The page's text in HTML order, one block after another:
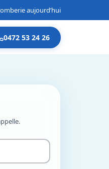
aujourd’hui
0472 53 24 26